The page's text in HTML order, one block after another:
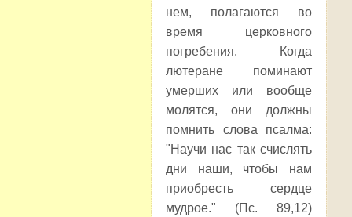
нем, полагаются во
время церковного
погребения. Когда
лютеране поминают
умерших или вообще
молятся, они должны
помнить слова псалма:
"Научи нас так счислять
дни наши, чтобы нам
приобресть сердце
мудрое." (Пс. 89,12)